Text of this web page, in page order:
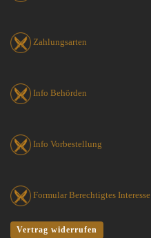
Zahlungsarten
Info Behörden
Info Vorbestellung
Formular Berechtigtes Interesse
Vertrag widerrufen